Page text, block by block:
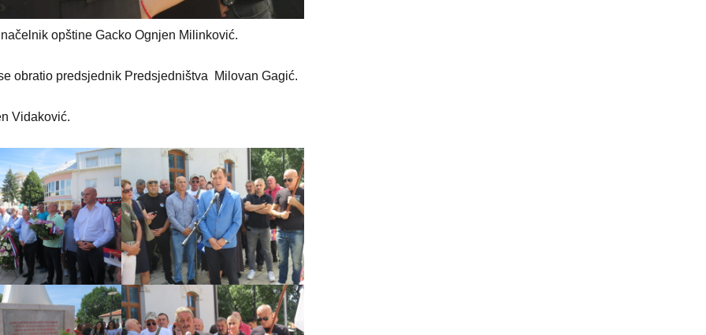
opštine Gacko Ognjen Milinković.
obratio predsjednik Predsjedništva Milovan Gagić.
Vidaković.